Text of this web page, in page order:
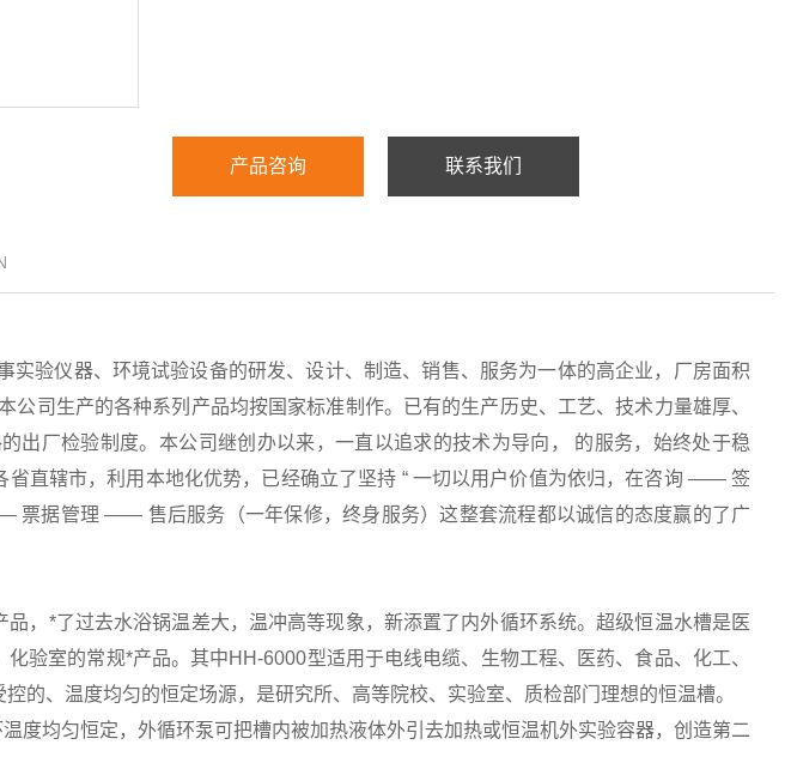
产品咨询 联系我们
实验仪器、环境试验设备的研发、设计、制造、销售、服务为一体的高企业，厂房面积
公司生产的各种系列产品均按国家标准制作。已有的生产历史、工艺、技术力量雄厚、
出厂检验制度。本公司继创办以来，一直以追求的技术为导向， 的服务，始终处于稳
省直辖市，利用本地化优势，已经确立了坚持 “ 一切以用户价值为依归，在咨询 —— 签
据管理 —— 售后服务（一年保修，终身服务）这整套流程都以诚信的态度赢的了广
，*了过去水浴锅温差大，温冲高等现象，新添置了内外循环系统。超级恒温水槽是医
验室的常规*产品。其中HH-6000型适用于电线电缆、生物工程、医药、食品、化工、
的、温度均匀的恒定场源，是研究所、高等院校、实验室、质检部门理想的恒温槽。
度均匀恒定，外循环泵可把槽内被加热液体外引去加热或恒温机外实验容器，创造第二